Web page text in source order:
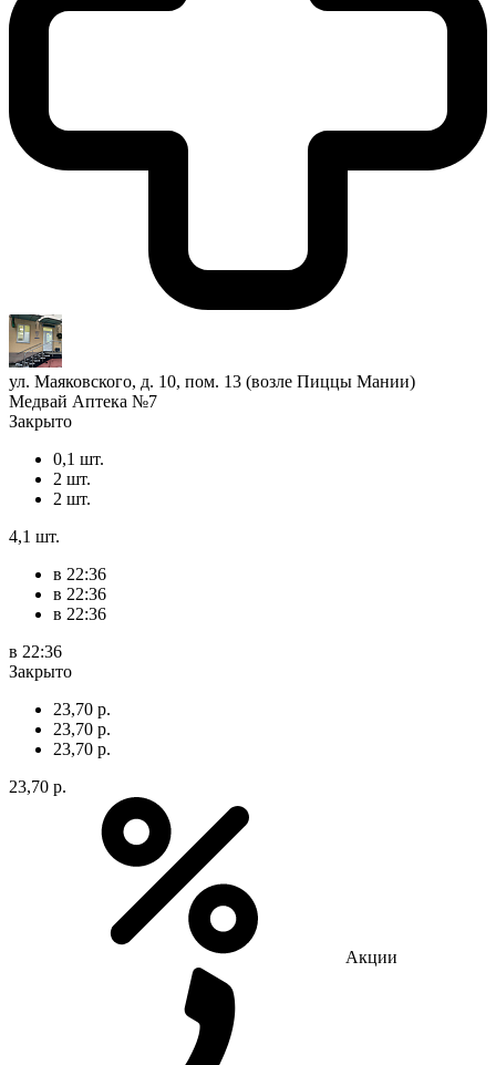
ул. Маяковского, д. 10, пом. 13 (возле Пиццы Мании)
Медвай Аптека №7
Закрыто
0,1 шт.
2 шт.
2 шт.
4,1 шт.
в 22:36
в 22:36
в 22:36
в 22:36
Закрыто
23,70 р.
23,70 р.
23,70 р.
23,70 р.
Акции